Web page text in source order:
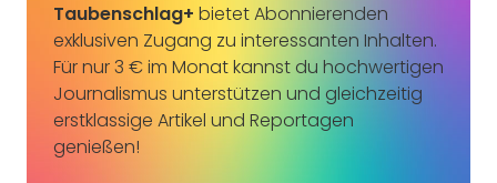
Taubenschlag+ bietet Abonnierenden
exklusiven Zugang zu interessanten Inhalten.
Für nur 3 € im Monat kannst du hochwertigen
Journalismus unterstützen und gleichzeitig
erstklassige Artikel und Reportagen
genießen!